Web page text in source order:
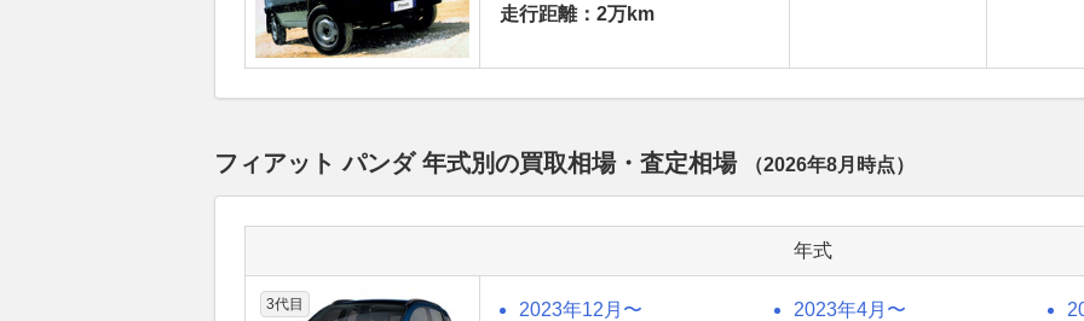
走行距離：2万km
フィアット パンダ 年式別の買取相場・査定相場 （2026年8月 時点）
年式
3代目 2023年12月〜 2023年4月〜